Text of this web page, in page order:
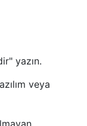
yazın.
veya